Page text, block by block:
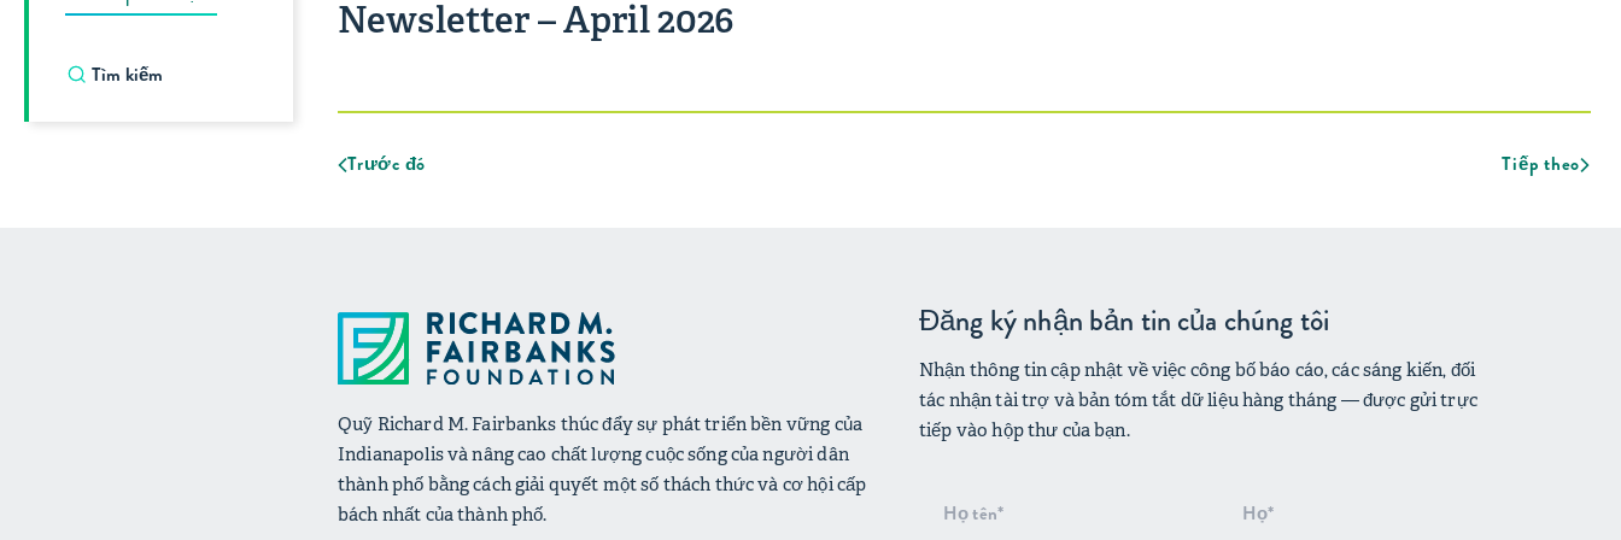
Newsletter – April 2026
Trước đó Tiếp theo
Quỹ Richard M. Fairbanks thúc đẩy sự phát triển bền vững của
Indianapolis và nâng cao chất lượng cuộc sống của người dân
thành phố bằng cách giải quyết một số thách thức và cơ hội cấp
bách nhất của thành phố.
Đăng ký nhận bản tin của chúng tôi
Nhận thông tin cập nhật về việc công bố báo cáo, các sáng kiến, đối
tác nhận tài trợ và bản tóm tắt dữ liệu hàng tháng — được gửi trực
tiếp vào hộp thư của bạn.
Đăng